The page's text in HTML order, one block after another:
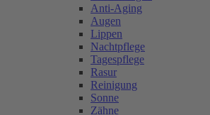
Anti-Aging
Augen
Lippen
Nachtpflege
Tagespflege
Rasur
Reinigung
Sonne
Zähne